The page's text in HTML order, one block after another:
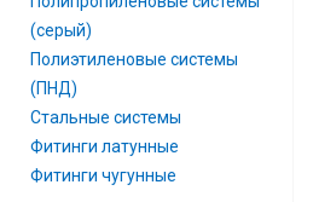
(серый)
Полиэтиленовые системы
(ПНД)
Стальные системы
Фитинги латунные
Фитинги чугунные